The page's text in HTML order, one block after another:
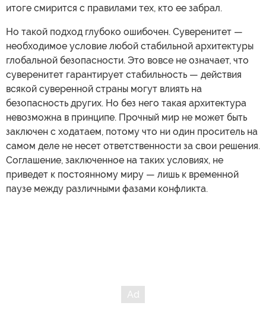
итоге смирится с правилами тех, кто ее забрал.
Но такой подход глубоко ошибочен. Суверенитет —
необходимое условие любой стабильной архитектуры
глобальной безопасности. Это вовсе не означает, что
суверенитет гарантирует стабильность — действия
всякой суверенной страны могут влиять на
безопасность других. Но без него такая архитектура
невозможна в принципе. Прочный мир не может быть
заключен с ходатаем, потому что ни один проситель на
самом деле не несет ответственности за свои решения.
Соглашение, заключенное на таких условиях, не
приведет к постоянному миру — лишь к временной
паузе между различными фазами конфликта.